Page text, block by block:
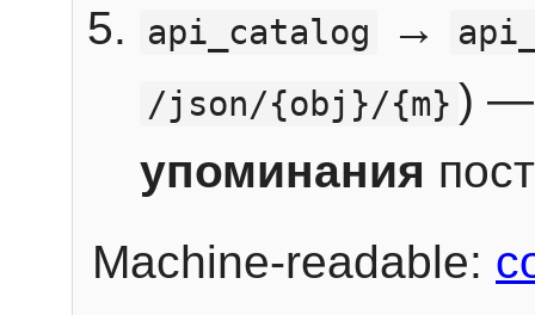
api_catalog
→
/json/{obj}/{m} ) —
упоминания
Machine-readable: